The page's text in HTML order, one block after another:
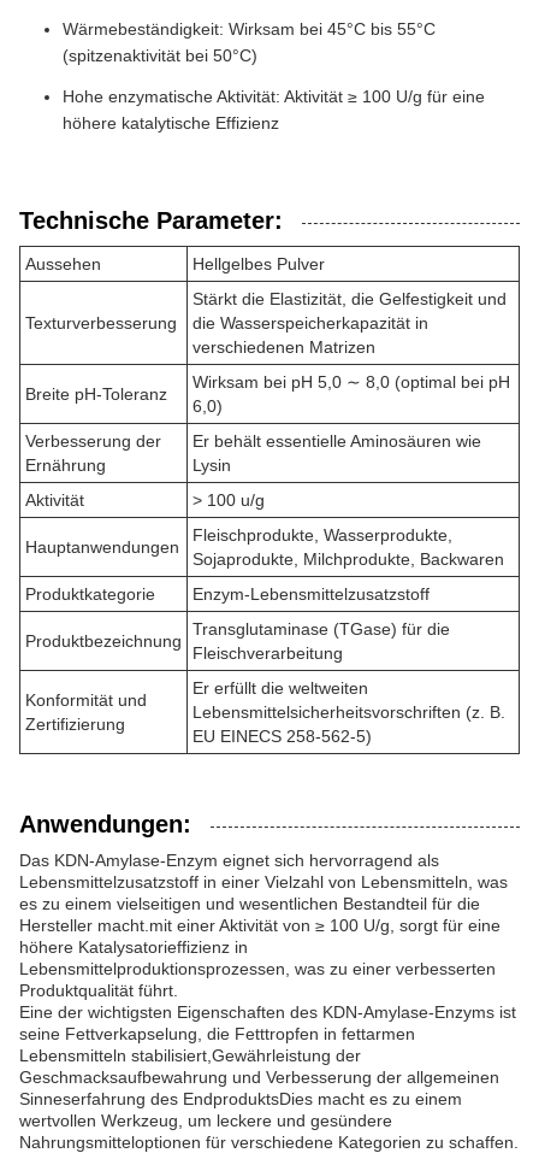
Wärmebeständigkeit: Wirksam bei 45°C bis 55°C
(spitzenaktivität bei 50°C)
Hohe enzymatische Aktivität: Aktivität ≥ 100 U/g für eine
höhere katalytische Effizienz
Technische Parameter:
Aussehen Hellgelbes Pulver
Texturverbesserung
Stärkt die Elastizität, die Gelfestigkeit und
die Wasserspeicherkapazität in
verschiedenen Matrizen
Breite pH-Toleranz
Wirksam bei pH 5,0 ∼ 8,0 (optimal bei pH
6,0)
Verbesserung der
Ernährung
Er behält essentielle Aminosäuren wie
Lysin
Aktivität
> 100 u/g
Hauptanwendungen
Fleischprodukte, Wasserprodukte,
Sojaprodukte, Milchprodukte, Backwaren
Produktkategorie
Enzym-Lebensmittelzusatzstoff
Produktbezeichnung
Transglutaminase (TGase) für die
Fleischverarbeitung
Konformität und
Zertifizierung
Er erfüllt die weltweiten
Lebensmittelsicherheitsvorschriften (z. B.
EU EINECS 258-562-5)
Anwendungen:
Das KDN-Amylase-Enzym eignet sich hervorragend als
Lebensmittelzusatzstoff in einer Vielzahl von Lebensmitteln, was
es zu einem vielseitigen und wesentlichen Bestandteil für die
Hersteller macht.mit einer Aktivität von ≥ 100 U/g, sorgt für eine
höhere Katalysatorieffizienz in
Lebensmittelproduktionsprozessen, was zu einer verbesserten
Produktqualität führt.
Eine der wichtigsten Eigenschaften des KDN-Amylase-Enzyms ist
seine Fettverkapselung, die Fetttropfen in fettarmen
Lebensmitteln stabilisiert,Gewährleistung der
Geschmacksaufbewahrung und Verbesserung der allgemeinen
Sinneserfahrung des EndproduktsDies macht es zu einem
wertvollen Werkzeug, um leckere und gesündere
Nahrungsmitteloptionen für verschiedene Kategorien zu schaffen.